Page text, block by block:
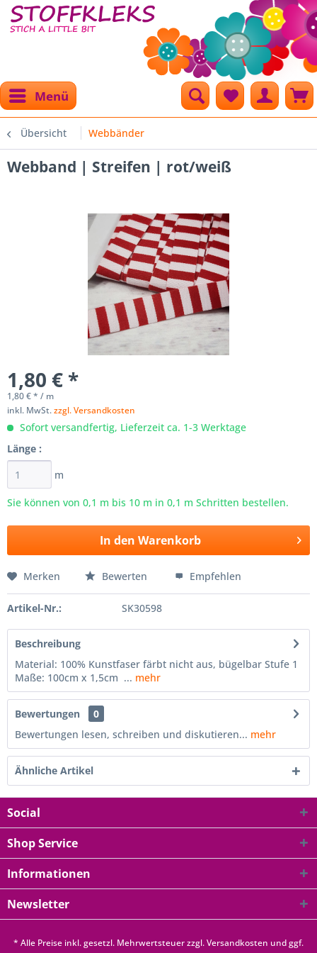
Menü
Übersicht Webbänder
Webband | Streifen | rot/weiß
1,80 € *
1,80 € * / m
inkl. MwSt.zzgl. Versandkosten
Sofort versandfertig, Lieferzeit ca. 1-3 Werktage
Länge :
m
Sie können von 0,1 m bis 10 m in 0,1 m Schritten bestellen.
In den Warenkorb
Merken Bewerten Empfehlen
Artikel-Nr.: SK30598
Beschreibung
Material: 100% Kunstfaser färbt nicht aus, bügelbar Stufe 1
Maße: 100cm x 1,5cm ... mehr
Bewertungen
0
Bewertungen lesen, schreiben und diskutieren... mehr
Ähnliche Artikel
Social
Shop Service
Informationen
Newsletter
* Alle Preise inkl. gesetzl. Mehrwertsteuer zzgl.Versandkosten und ggf.